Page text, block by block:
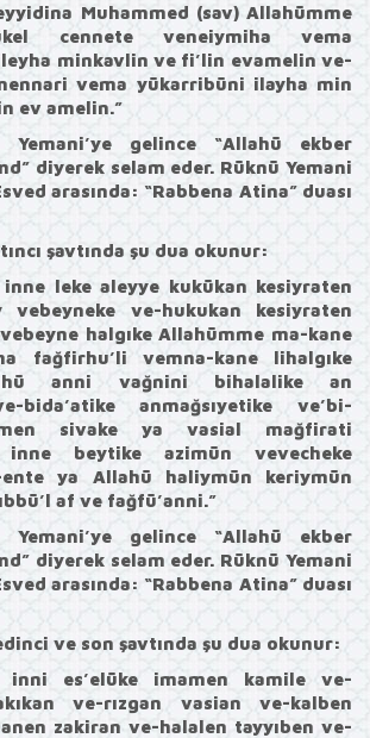
Muhammed (sav) Allahümme
cennete veneiymiha vema
minkavlin ve fi’lin evamelin ve-
vema yükarribüni ilayha min
ev amelin.”
Yemani’ye gelince “Allahü ekber
diyerek selam eder. Rüknü Yemani
arasında: “Rabbena Atina”duası
şavtında şu dua okunur:
inne leke aleyye kukükan kesiyraten
ve-hukukan kesiyraten
halgıke Allahümme ma-kane
fağfirhu’li vemna-kane lihalgıke
anni vağnini bihalalike an
bida’atike anmağsıyetike ve’bi-
sivake ya vasial mağfirati
inne beytike azimün vevecheke
ya Allahü haliymün keriymün
af ve fağfü’anni.”
Yemani’ye gelince “Allahü ekber
diyerek selam eder. Rüknü Yemani
arasında: “Rabbena Atina”duası
ve son şavtında şu dua okunur:
inni es’elüke imamen kamile ve-
ve-rızgan vasian ve-kalben
zakiran ve-halalen tayyıben ve-